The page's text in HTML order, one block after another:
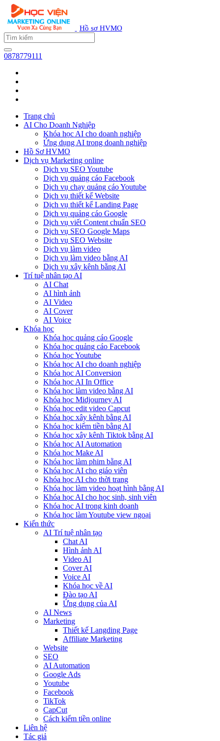
Hồ sơ HVMO
0878779111
Trang chủ
AI Cho Doanh Nghiệp
Khóa học AI cho doanh nghiệp
Ứng dụng AI trong doanh nghiệp
Hồ Sơ HVMO
Dịch vụ Marketing online
Dịch vụ SEO Youtube
Dịch vụ quảng cáo Facebook
Dịch vụ chạy quảng cáo Youtube
Dịch vụ thiết kế Website
Dịch vụ thiết kế Landing Page
Dịch vụ quảng cáo Google
Dịch vụ viết Content chuẩn SEO
Dịch vụ SEO Google Maps
Dịch vụ SEO Website
Dịch vụ làm video
Dịch vụ làm video bằng AI
Dịch vụ xây kênh bằng AI
Trí tuệ nhân tạo AI
AI Chat
AI hình ảnh
AI Video
AI Cover
AI Voice
Khóa học
Khóa học quảng cáo Google
Khóa học quảng cáo Facebook
Khóa học Youtube
Khóa học AI cho doanh nghiệp
Khóa học AI Conversion
Khóa học AI In Office
Khóa học làm video bằng AI
Khóa học Midjourney AI
Khóa học edit video Capcut
Khóa học xây kênh bằng AI
Khóa học kiếm tiền bằng AI
Khóa học xây kênh Tiktok bằng AI
Khóa học AI Automation
Khóa học Make AI
Khóa học làm phim bằng AI
Khóa học AI cho giáo viên
Khóa học AI cho thời trang
Khóa học làm video hoạt hình bằng AI
Khóa học AI cho học sinh, sinh viên
Khóa hoc AI trong kinh doanh
Khóa học làm Youtube view ngoại
Kiến thức
AI Trí tuệ nhân tạo
Chat AI
Hình ảnh AI
Video AI
Cover AI
Voice AI
Khóa học về AI
Đào tạo AI
Ứng dụng của AI
AI News
Marketing
Thiết kế Langding Page
Affiliate Marketing
Website
SEO
AI Automation
Google Ads
Youtube
Facebook
TikTok
CapCut
Cách kiếm tiền online
Liên hệ
Tác giả